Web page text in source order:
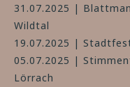
31.07.2025 |
Wildtal
19.07.2025 |
05.07.2025 |
Lörrach